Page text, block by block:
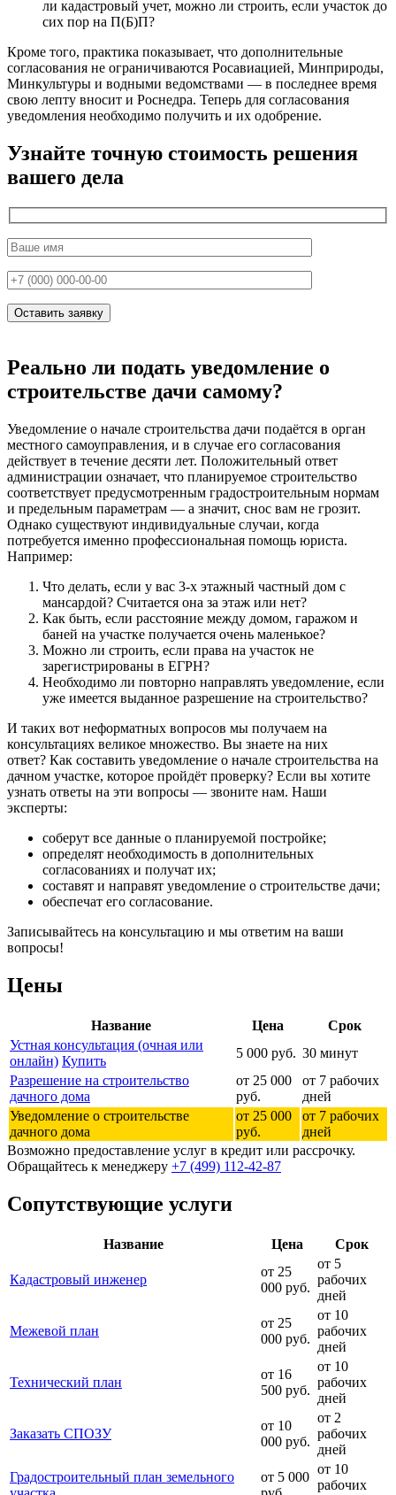
ли кадастровый учет, можно ли строить, если участок до
сих пор на П(Б)П?
Кроме того, практика показывает, что дополнительные
согласования не ограничиваются Росавиацией, Минприроды,
Минкультуры и водными ведомствами — в последнее время
свою лепту вносит и Роснедра. Теперь для согласования
уведомления необходимо получить и их одобрение.
Узнайте точную стоимость решения
вашего дела
Реально ли подать уведомление о
строительстве дачи самому?
Уведомление о начале строительства дачи подаётся в орган
местного самоуправления, и в случае его согласования
действует в течение десяти лет. Положительный ответ
администрации означает, что планируемое строительство
соответствует предусмотренным градостроительным нормам
и предельным параметрам — а значит, снос вам не грозит.
Однако существуют индивидуальные случаи, когда
потребуется именно профессиональная помощь юриста.
Например:
Что делать, если у вас 3-х этажный частный дом с
мансардой? Считается она за этаж или нет?
Как быть, если расстояние между домом, гаражом и
баней на участке получается очень маленькое?
Можно ли строить, если права на участок не
зарегистрированы в ЕГРН?
Необходимо ли повторно направлять уведомление, если
уже имеется выданное разрешение на строительство?
И таких вот неформатных вопросов мы получаем на
консультациях великое множество. Вы знаете на них
ответ? Как составить уведомление о начале строительства на
дачном участке, которое пройдёт проверку? Если вы хотите
узнать ответы на эти вопросы — звоните нам. Наши
эксперты:
соберут все данные о планируемой постройке;
определят необходимость в дополнительных
согласованиях и получат их;
составят и направят уведомление о строительстве дачи;
обеспечат его согласование.
Записывайтесь на консультацию и мы ответим на ваши
вопросы!
Цены
Название Цена
Срок
Устная консультация (очная или
онлайн) Купить
5 000 руб. 30 минут
Разрешение на строительство
дачного дома
от 25 000
руб.
от 7 рабочих
дней
Уведомление о строительстве
дачного дома
от 25 000
руб.
от 7 рабочих
дней
Возможно предоставление услуг в кредит или рассрочку.
Обращайтесь к менеджеру +7 (499) 112-42-87
Сопутствующие услуги
Название Цена Срок
Кадастровый инженер
от 25
000 руб.
от 5
рабочих
дней
Межевой план
от 25
000 руб.
от 10
рабочих
дней
Технический план
от 16
500 руб.
от 10
рабочих
дней
Заказать СПОЗУ
от 10
000 руб.
от 2
рабочих
дней
Градостроительный план земельного
от 5 000
от 10
рабочих